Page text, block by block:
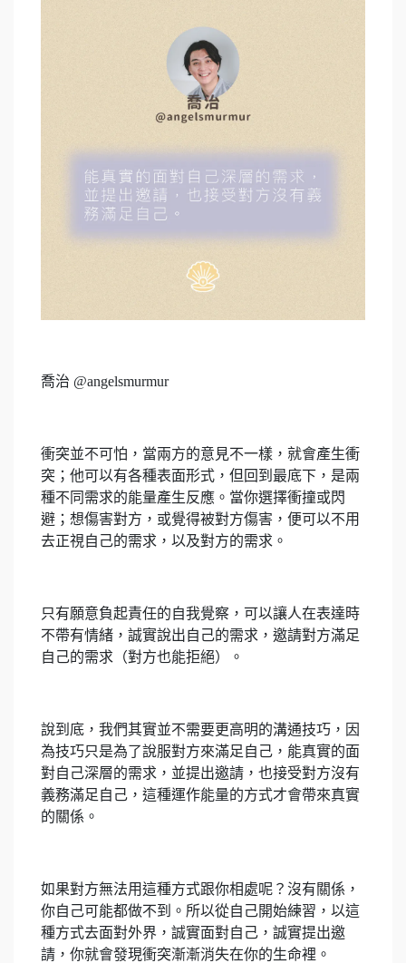
喬治 @angelsmurmur
衝突並不可怕，當兩方的意見不一樣，就會產生衝
突；他可以有各種表面形式，但回到最底下，是兩
種不同需求的能量產生反應。當你選擇衝撞或閃
避；想傷害對方，或覺得被對方傷害，便可以不用
去正視自己的需求，以及對方的需求。
只有願意負起責任的自我覺察，可以讓人在表達時
不帶有情緒，誠實說出自己的需求，邀請對方滿足
自己的需求（對方也能拒絕）。
說到底，我們其實並不需要更高明的溝通技巧，因
為技巧只是為了說服對方來滿足自己，能真實的面
對自己深層的需求，並提出邀請，也接受對方沒有
義務滿足自己，這種運作能量的方式才會帶來真實
的關係。
如果對方無法用這種方式跟你相處呢？沒有關係，
你自己可能都做不到。所以從自己開始練習，以這
種方式去面對外界，誠實面對自己，誠實提出邀
請，你就會發現衝突漸漸消失在你的生命裡。